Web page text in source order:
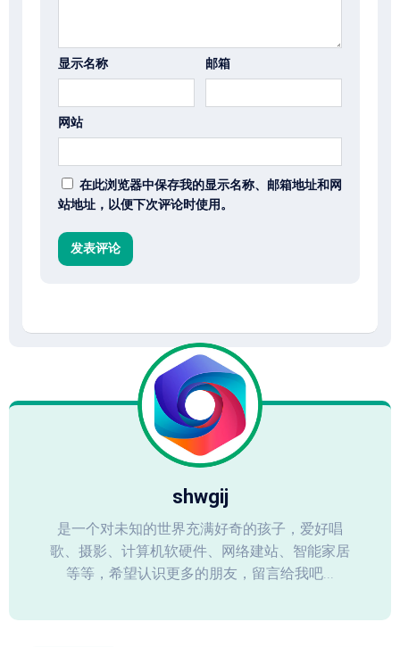
显示名称 邮箱
网站
在此浏览器中保存我的显示名称、邮箱地址和网
站地址，以便下次评论时使用。
shwgij
是一个对未知的世界充满好奇的孩子，爱好唱
歌、摄影、计算机软硬件、网络建站、智能家居
等等，希望认识更多的朋友，留言给我吧...